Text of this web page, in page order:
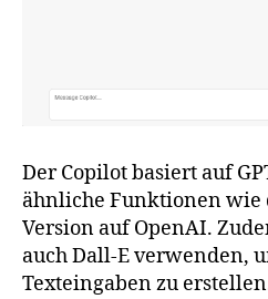
Der Copilot basiert auf
ähnliche Funktionen wie
Version auf OpenAI.
auch Dall-E verwenden,
Texteingaben zu